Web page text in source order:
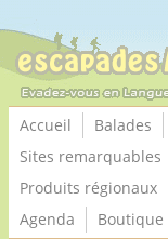
Accueil Balades
Sites remarquables
Produits régionaux
Agenda
Boutique